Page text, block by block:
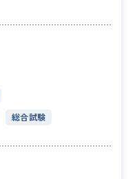
総合試験